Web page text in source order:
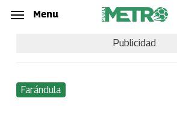
Skip
content
Menu
Publicidad
Farándula
Menu